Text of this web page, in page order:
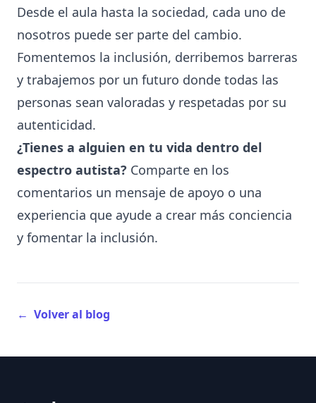
Desde el aula hasta la sociedad, cada uno de
nosotros puede ser parte del cambio.
Fomentemos la inclusión, derribemos barreras
y trabajemos por un futuro donde todas las
personas sean valoradas y respetadas por su
autenticidad.
¿Tienes a alguien en tu vida dentro del
espectro autista? Comparte en los
comentarios un mensaje de apoyo o una
experiencia que ayude a crear más conciencia
y fomentar la inclusión.
← Volver al blog